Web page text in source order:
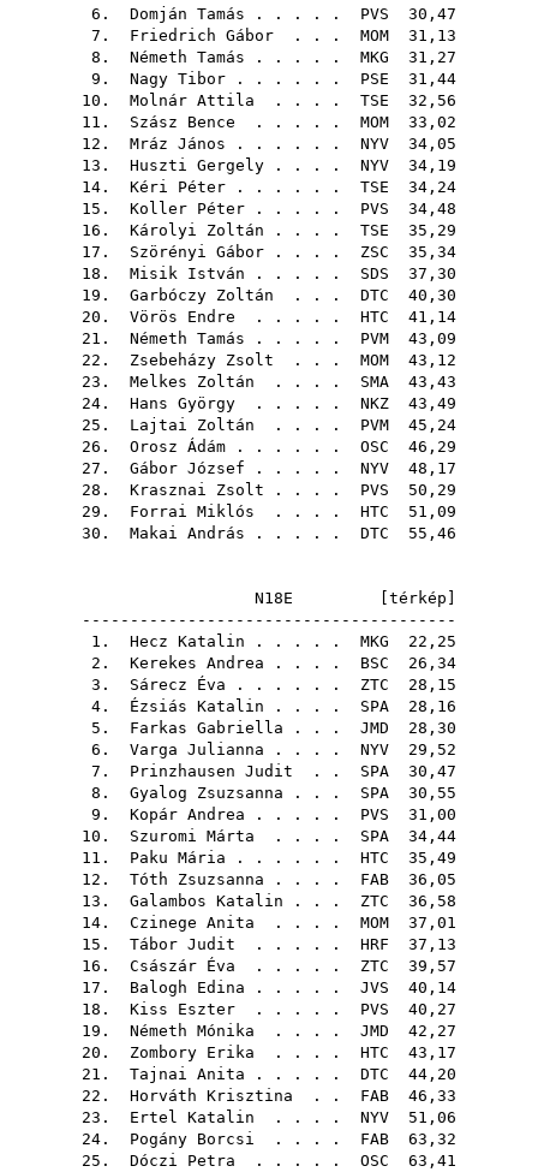
6. Domján Tamás . . . . . PVS 30,47
7. Friedrich Gábor . . . MOM 31,13
8. Németh Tamás . . . . . MKG 31,27
9. Nagy Tibor . . . . . . PSE 31,44
10. Molnár Attila . . . . TSE 32,56
11. Szász Bence . . . . . MOM 33,02
12. Mráz János . . . . . . NYV 34,05
13. Huszti Gergely . . . . NYV 34,19
14. Kéri Péter . . . . . . TSE 34,24
15. Koller Péter . . . . . PVS 34,48
16. Károlyi Zoltán . . . . TSE 35,29
17. Szörényi Gábor . . . . ZSC 35,34
18. Misik István . . . . . SDS 37,30
19. Garbóczy Zoltán . . . DTC 40,30
20. Vörös Endre . . . . . HTC 41,14
21. Németh Tamás . . . . . PVM 43,09
22. Zsebeházy Zsolt . . . MOM 43,12
23. Melkes Zoltán . . . . SMA 43,43
24. Hans György . . . . . NKZ 43,49
25. Lajtai Zoltán . . . . PVM 45,24
26. Orosz Ádám . . . . . . OSC 46,29
27. Gábor József . . . . . NYV 48,17
28. Krasznai Zsolt . . . . PVS 50,29
29. Forrai Miklós . . . . HTC 51,09
30. Makai András . . . . . DTC 55,46
N18E [ térkép
---------------------------------------
1. Hecz Katalin . . . . . MKG 22,25
2. Kerekes Andrea . . . . BSC 26,34
3. Sárecz Éva . . . . . . ZTC 28,15
4. Ézsiás Katalin . . . . SPA 28,16
5. Farkas Gabriella . . . JMD 28,30
6. Varga Julianna . . . . NYV 29,52
7. Prinzhausen Judit . . SPA 30,47
8. Gyalog Zsuzsanna . . . SPA 30,55
9. Kopár Andrea . . . . . PVS 31,00
10. Szuromi Márta . . . . SPA 34,44
11. Paku Mária . . . . . . HTC 35,49
12. Tóth Zsuzsanna . . . . FAB 36,05
13. Galambos Katalin . . . ZTC 36,58
14. Czinege Anita . . . . MOM 37,01
15. Tábor Judit . . . . . HRF 37,13
16. Császár Éva . . . . . ZTC 39,57
17. Balogh Edina . . . . . JVS 40,14
18. Kiss Eszter . . . . . PVS 40,27
19. Németh Mónika . . . . JMD 42,27
20. Zombory Erika . . . . HTC 43,17
21. Tajnai Anita . . . . . DTC 44,20
22. Horváth Krisztina . . FAB 46,33
23. Ertel Katalin . . . . NYV 51,06
24. Pogány Borcsi . . . . FAB 63,32
25. Dóczi Petra . . . . . OSC 63,41